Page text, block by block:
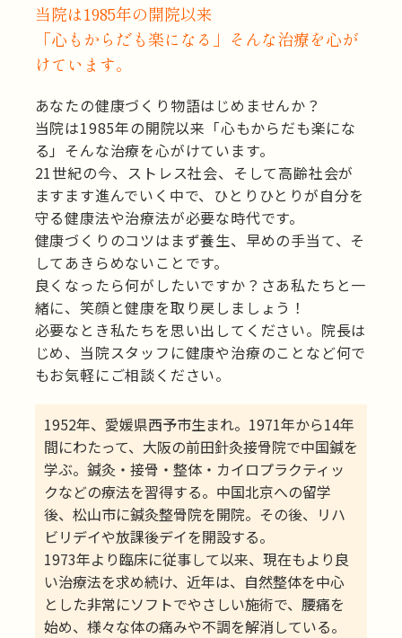
当院は1985年の開院以来
​​​​​​​「心もからだも楽になる」そんな治療を心が
けています。
あなたの健康づくり物語はじめませんか？
当院は1985年の開院以来「心もからだも楽にな
る」そんな治療を心がけています。
21世紀の今、ストレス社会、そして高齢社会が
ますます進んでいく中で、ひとりひとりが自分を
守る健康法や治療法が必要な時代です。
健康づくりのコツはまず養生、早めの手当て、そ
してあきらめないことです。
良くなったら何がしたいですか？さあ私たちと一
緒に、笑顔と健康を取り戻しましょう！
必要なとき私たちを思い出してください。院長は
じめ、当院スタッフに健康や治療のことなど何で
もお気軽にご相談ください。
1952年、愛媛県西予市生まれ。1971年から14年
間にわたって、大阪の前田針灸接骨院で中国鍼を
学ぶ。鍼灸・接骨・整体・カイロプラクティッ
クなどの療法を習得する。中国北京への留学
後、松山市に鍼灸整骨院を開院。その後、リハ
ビリデイや放課後デイを開設する。
​​​​​​​1973年より臨床に従事して以来、現在もより良
い治療法を求め続け、近年は、自然整体を中心
とした非常にソフトでやさしい施術で、腰痛を
始め、様々な体の痛みや不調を解消している。